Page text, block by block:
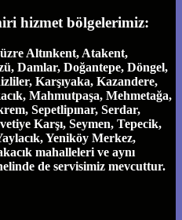
hizmet bölgelerimiz:
Altınkent, Atakent,
Damlar, Doğantepe, Döngel,
Karşıyaka, Kazandere,
Mahmutpaşa, Mehmetağa,
Sepetlipınar, Serdar,
Karşı, Seymen, Tepecik,
Yeniköy Merkez,
mahalleleri ve aynı
de servisimiz mevcuttur.